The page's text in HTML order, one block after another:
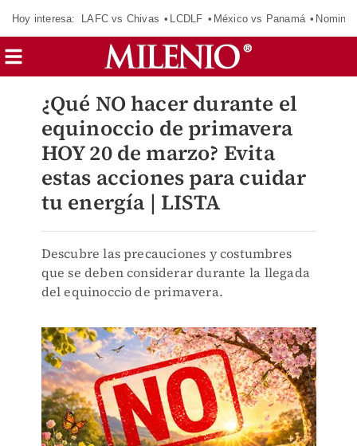
Hoy interesa: LAFC vs Chivas LCDLF México vs Panamá
¿Qué NO hacer durante el
equinoccio de primavera
HOY 20 de marzo? Evita
estas acciones para cuidar
tu energía | LISTA
Descubre las precauciones y costumbres
que se deben considerar durante la llegada
del equinoccio de primavera.